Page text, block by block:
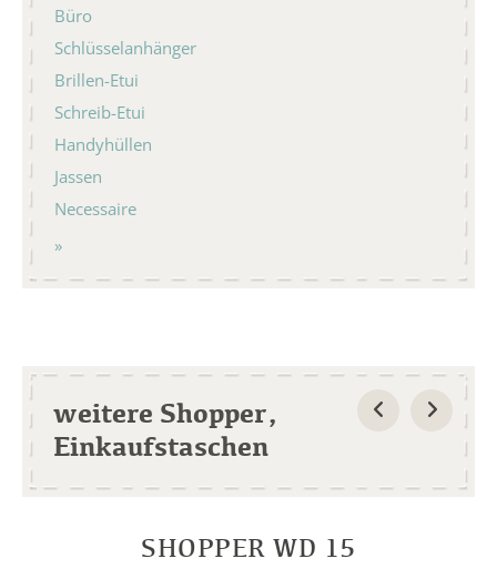
Büro
Schlüsselanhänger
Brillen-Etui
Schreib-Etui
Handyhüllen
Jassen
Necessaire
weitere Shopper,
Einkaufstaschen
SHOPPER WD 15